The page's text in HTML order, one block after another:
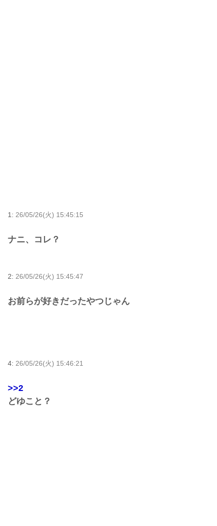
1: 26/05/26(火) 15:45:15
ナニ、コレ？
2: 26/05/26(火) 15:45:47
お前らが好きだったやつじゃん
4: 26/05/26(火) 15:46:21
>>2
どゆこと？